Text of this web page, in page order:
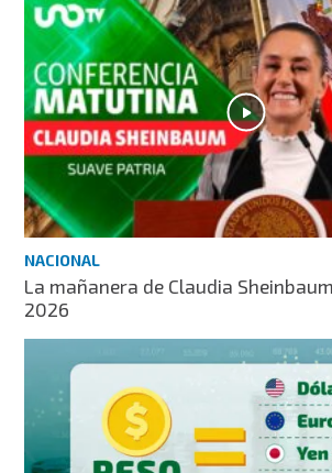
NACIONAL
La mañanera de Claudia
2026